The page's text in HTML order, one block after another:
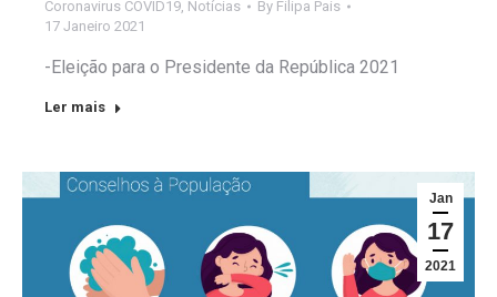
Coronavirus COVID19, Notícias By Filipa Pais
17 Janeiro 2021
-Eleição para o Presidente da República 2021
Ler mais
Jan
17
2021